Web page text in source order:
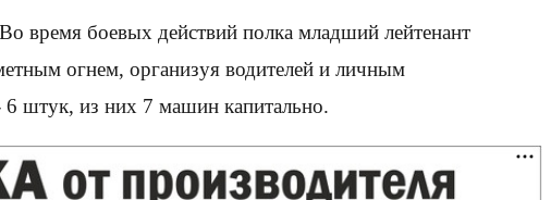
время боевых действий полка младший лейтенант
огнем, организуя водителей и личным
штук, из них 7 машин капитально.